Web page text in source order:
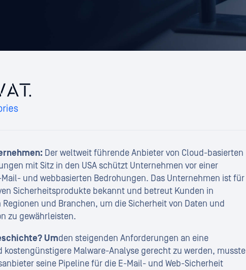
Der weltweit führende Anbieter von Cloud-basierten
mit Sitz in den USA schützt Unternehmen vor einer
und webbasierten Bedrohungen. Das Unternehmen ist für
Sicherheitsprodukte bekannt und betreut Kunden in
und Branchen, um die Sicherheit von Daten und
zu gewährleisten.
Umden steigenden Anforderungen an eine
kostengünstigere Malware-Analyse gerecht zu werden, musste
seine Pipeline für die E-Mail- und Web-Sicherheit